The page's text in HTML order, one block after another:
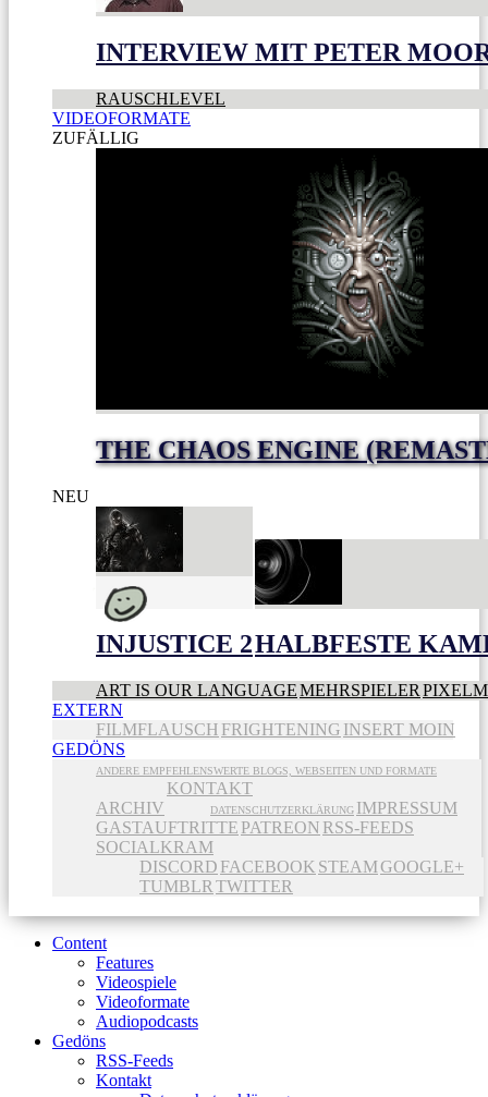
INTERVIEW MIT PETER
RAUSCHLEVEL
VIDEOFORMATE
ZUFÄLLIG
THE CHAOS ENGINE
NEU
INJUSTICE 2HALBFESTE
ART IS OUR LANGUAGEMEHRSPIELER
EXTERN
FILMFLAUSCH FRIGHTENING INSERT MOIN
GEDÖNS
ANDERE EMPFEHLENSWERTE BLOGS, WEBSEITEN UND FORMATE
ARCHIV
KONTAKT
DATENSCHUTZERKLÄRUNG IMPRESSUM
GASTAUFTRITTE PATREON RSS-FEEDS
SOCIALKRAM
DISCORD FACEBOOK STEAMGOOGLE+
TUMBLR TWITTER
Content
Features
Videospiele
Videoformate
Audiopodcasts
Gedöns
RSS-Feeds
Kontakt